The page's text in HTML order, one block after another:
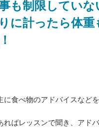
も制限していな
に計ったら体重
に食べ物のアドバイスなどを
ればレッスンで聞き、アド